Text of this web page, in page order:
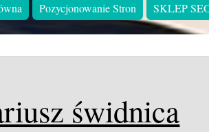
Pozycjonowanie Stron SKLEP
świdnica